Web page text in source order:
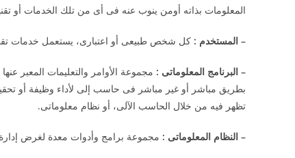
المعلومات بذاته أومن ينوب عنه فى أى من تلك الخدمات أو
– المستخدم : كل شخص طبيعى أو اعتبارى، يستعمل خدمات
– البرنامج المعلوماتى : مجموعة الأوامر والتعليمات المعبر
بطريق مباشر أو غير مباشر فى حاسب إلى لأداء وظيفة أو
تظهر فيه من خلال الحاسب الآلى، أو نظام معلوماتى.
– النظام المعلوماتى : مجموعة برامج وأدوات معدة لغرض إدارة